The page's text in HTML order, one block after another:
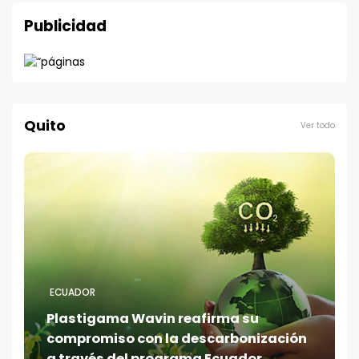
Publicidad
Quito Ver todo
ECUADOR
Plastigama Wavin reafirma su
compromiso con la descarbonización